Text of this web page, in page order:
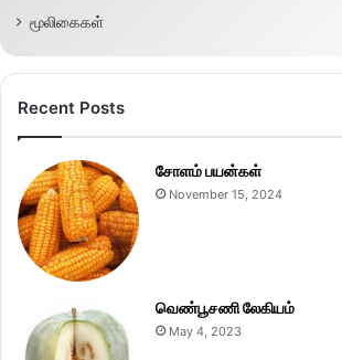
மூலிகைகள்
Recent Posts
சோளம் பயன்கள்
November 15, 2024
வெண்பூசணி லேகியம்
May 4, 2023